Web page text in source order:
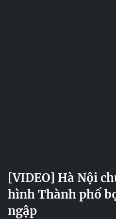
[VIDEO] Hà Nội
hình Thành phố
ngập